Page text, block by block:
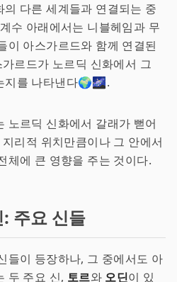
다른 세계들과 연결되는 중
수 아래에서는 니블헤임과 무
이 아스가르드와 함께 연결된
르드가 노르딕 신화에서 그
지를 나타낸다🌍🌌.
노르딕 신화에서 갈래가 뻗어
리적 위치만큼이나 그 안에서
체에 큰 영향을 주는 것이다.
주요 신들
들이 등장하나, 그 중에서도 아
두 주요 신, 토르와 오딘이 있